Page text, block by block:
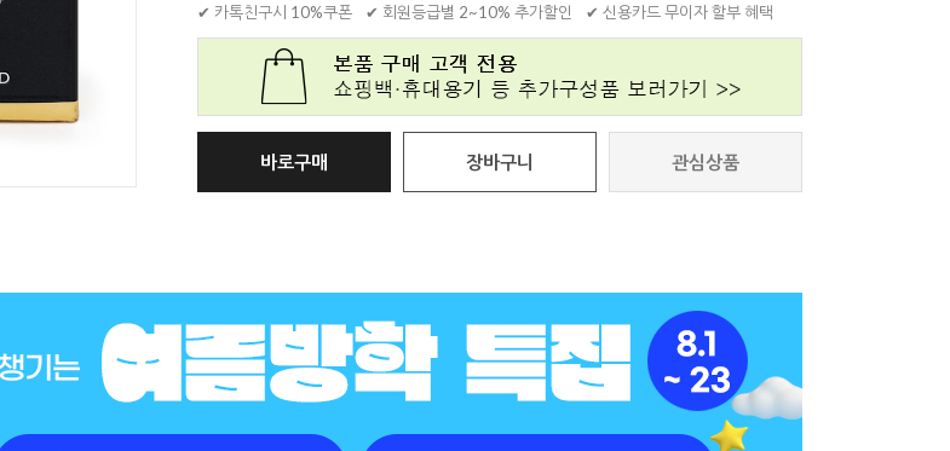
✔ 카톡친구시 10%쿠폰
✔ 회원등급별 2~10% 추가할인 ✔ 신용카드 무이자 할부 혜택
바로구매 장바구니 관심상품